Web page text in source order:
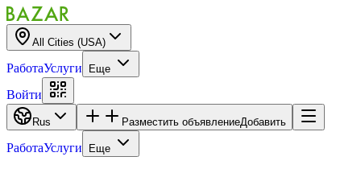
All Cities (USA)
РаботаУслуги Еще
Войти
Rus Разместить объявлениеДобавить
РаботаУслуги Еще